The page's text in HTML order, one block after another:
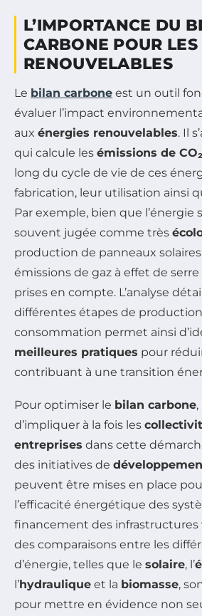
L’IMPORTANCE DU
CARBONE POUR LES
RENOUVELABLES
Le bilan carbone est un outil
évaluer l’impact
aux énergies renouvelables. Il
qui calcule les émissions de CO₂
long du cycle de vie de ces
fabrication, leur utilisation ainsi
Par exemple, bien que l’énergie
souvent jugée comme très
production de panneaux
émissions de gaz à effet de
prises en compte. L’analyse
différentes étapes de
consommation permet ainsi
meilleures pratiques pour
contribuant à une transition
Pour optimiser le bilan carbone
d’impliquer à la fois les
entreprises dans cette
des initiatives de
peuvent être mises en place
l’efficacité énergétique des
financement des infrastructures
des comparaisons entre les
d’énergie, telles que le solaire, l’
l’hydraulique et la biomasse,
pour mettre en évidence non